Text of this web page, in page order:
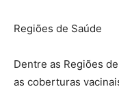
Regiões de Saúde
Dentre as Regiões
as coberturas